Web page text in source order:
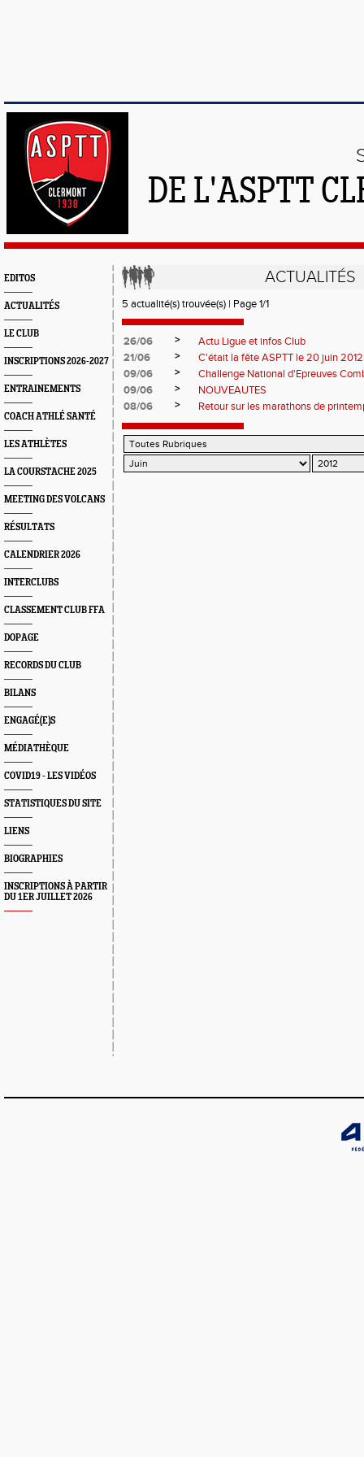
DE L'ASPTT
EDITOS
ACTUALITÉS
LE CLUB
INSCRIPTIONS 2026-2027
ENTRAINEMENTS
COACH ATHLÉ SANTÉ
LES ATHLÈTES
LA COURSTACHE 2025
MEETING DES VOLCANS
RÉSULTATS
CALENDRIER 2026
INTERCLUBS
CLASSEMENT CLUB FFA
DOPAGE
RECORDS DU CLUB
BILANS
ENGAGÉ(E)S
MÉDIATHÈQUE
COVID19 - LES VIDÉOS
STATISTIQUES DU SITE
LIENS
BIOGRAPHIES
INSCRIPTIONS À PARTIR
DU 1ER JUILLET 2026
ACTUALITÉS
5 actualité(s) trouvée(s) | Page 1/1
26/06 >
Actu Ligue et infos Club
21/06
>
C'était la fête ASPTT le 20 juin 2012
09/06
>
Challenge National d'Epreuves
09/06
>
NOUVEAUTES
08/06
> Retour sur les marathons de